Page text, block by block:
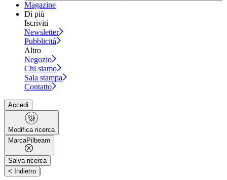
Magazine
Di più
Iscriviti
Newsletter
Pubblicità
Altro
Negozio
Chi siamo
Sala stampa
Contatto
Accedi
Modifica ricerca
MarcaPilbeam
Salva ricerca
< Indietro |